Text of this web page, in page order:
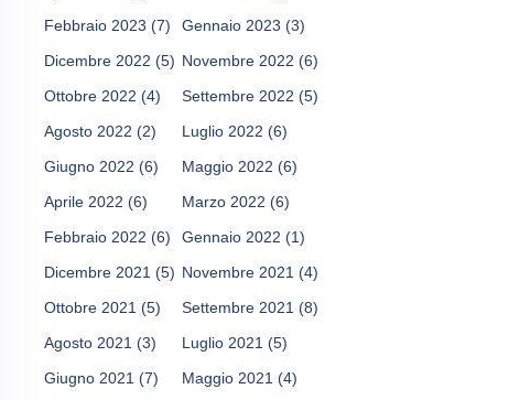
Febbraio 2023 (7) Gennaio 2023 (3)
Dicembre 2022 (5) Novembre 2022 (6)
Ottobre 2022 (4) Settembre 2022 (5)
Agosto 2022 (2) Luglio 2022 (6)
Giugno 2022 (6) Maggio 2022 (6)
Aprile 2022 (6) Marzo 2022 (6)
Febbraio 2022 (6) Gennaio 2022 (1)
Dicembre 2021 (5) Novembre 2021 (4)
Ottobre 2021 (5) Settembre 2021 (8)
Agosto 2021 (3) Luglio 2021 (5)
Giugno 2021 (7) Maggio 2021 (4)